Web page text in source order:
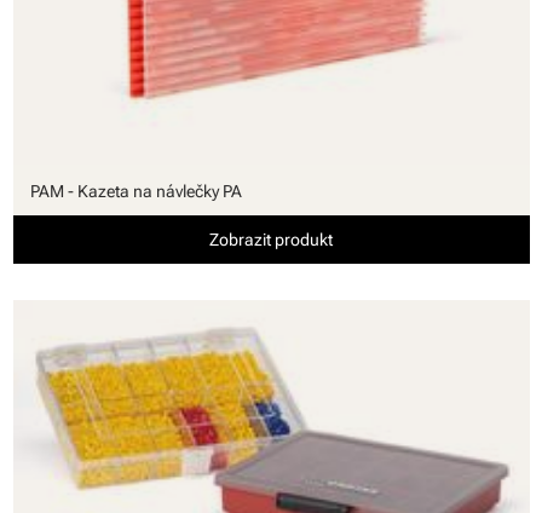
PAM - Kazeta na návlečky PA
Zobrazit produkt